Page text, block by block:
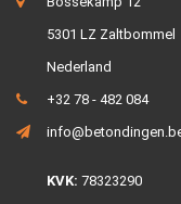
5301 LZ Zaltbommel
Nederland
+32 78 - 482 084
KVK: 78323290